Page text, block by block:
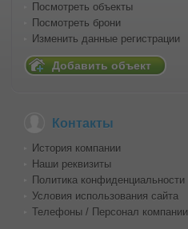
Посмотреть объекты
Посмотреть брони
Изменить данные регистрации
Добавить объект
Контакты
История компании
Наши реквизиты
Политика конфиденциальности
Условия использования сайта
Телефоны / Персонал компании